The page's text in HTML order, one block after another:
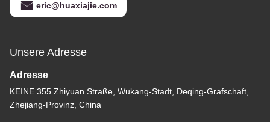
eric@huaxiajie.com
Unsere Adresse
Adresse
KEINE 355 Zhiyuan Straße, Wukang-Stadt, Deqing-Grafschaft,
Zhejiang-Provinz, China